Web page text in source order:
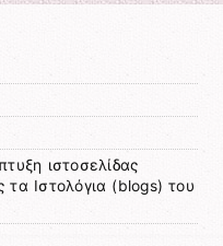
ιστοσελίδας
τα Ιστολόγια (blogs) του